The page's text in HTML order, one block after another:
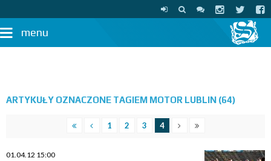
menu
ARTYKUŁY OZNACZONE TAGIEM MOTOR LUBLIN (64)
1 2 3 4
01.04.12 15:00